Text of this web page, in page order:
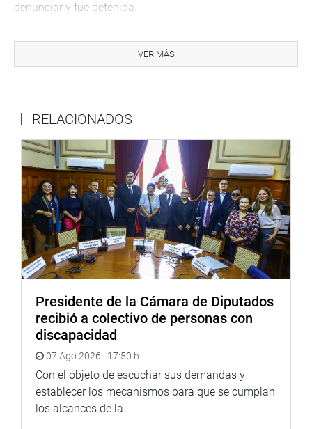
denunciar y fue detenida.
remitida al departamento de investigación criminal en
conjunto con la Fiscalía, a fin de que se realicen las
CONGRESISTA LUSMILA PÉREZ
Por su lado, la congresista Lusmila Pérez (APP) participó
en la ceremonia protocolar donde se puso en marcha el
proyecto “Mejoramiento de los servicios de apoyo en la
VER MÁS
RELACIONADOS
Presidente de la Cámara de Diputados
recibió a colectivo de personas con
discapacidad
07 Ago 2026 | 17:50 h
Con el objeto de escuchar sus demandas y
establecer los mecanismos para que se cumplan
los alcances de la...